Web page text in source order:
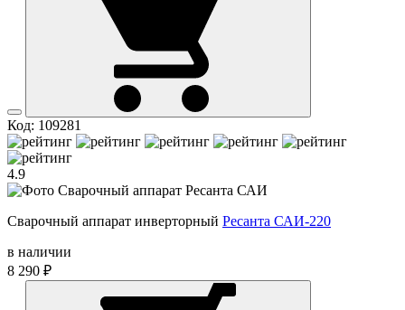
Код: 109281
4.9
Сварочный аппарат инверторный Ресанта САИ-220
в наличии
8 290 ₽